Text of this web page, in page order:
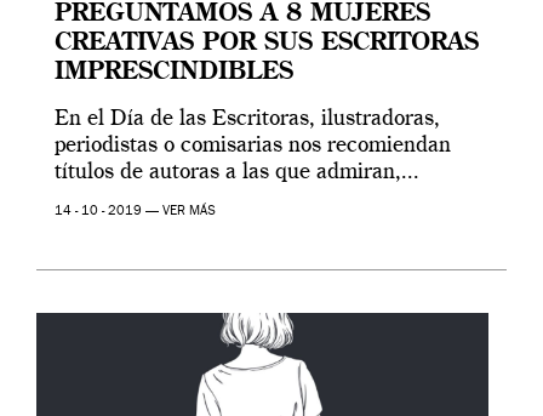
PREGUNTAMOS A 8 MUJERES
CREATIVAS POR SUS ESCRITORAS
IMPRESCINDIBLES
En el Día de las Escritoras, ilustradoras,
periodistas o comisarias nos recomiendan
títulos de autoras a las que admiran,...
14 - 10 - 2019 — VER MÁS